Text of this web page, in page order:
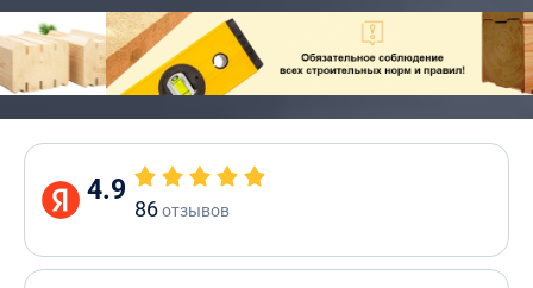
4.9
86отзывов